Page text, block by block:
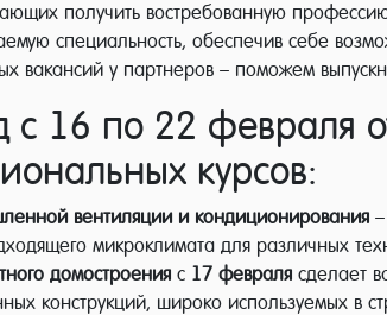
получить востребованную
специальность, обеспечив себе
вакансий у партнеров – поможем
с 16 по 22 февраля
курсов:
вентиляции и кондиционирования
микроклимата для различных
домостроения с 17 февраля сделает
конструкций, широко используемых в